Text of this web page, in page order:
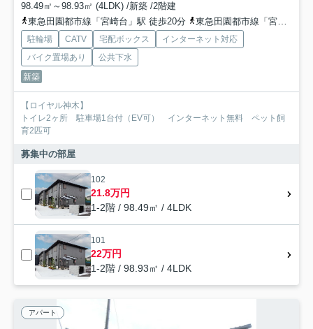
98.49㎡～98.93㎡ (4LDK) /新築 /2階建
東急田園都市線「宮崎台」駅 徒歩20分
東急田園都市線「宮前平」駅 徒歩24分
駐輪場 CATV 宅配ボックス
インターネット対応
バイク置場あり
公共下水
新築
【ロイヤル神木】
トイレ2ヶ所 駐車場1台付（EV可） インターネット無料 ペット飼
育2匹可
募集中の部屋
102
21.8万円
1-2階 / 98.49㎡ / 4LDK
101
22万円
1-2階 / 98.93㎡ / 4LDK
アパート